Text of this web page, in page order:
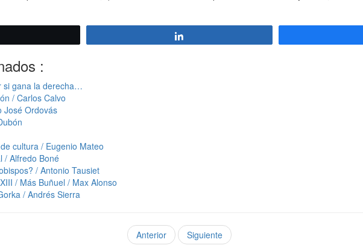
:
si gana la derecha…
/ Carlos Calvo
José Ordovás
cultura / Eugenio Mateo
/ Alfredo Boné
/ Antonio Tausiet
/ Más Buñuel / Max Alonso
/ Andrés Sierra
Anterior Siguiente